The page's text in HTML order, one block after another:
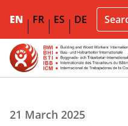
EN FR ES DE
21 March 2025